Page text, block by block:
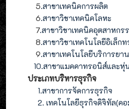
5.สาขาเทคนิคการผลิต
6.สาขาวิชาเทคนิคโลหะ
7.สาขาวิชาเทคนิคอุตสาหกร
8.สาขาวิชาเทคโนโลยีอิเล็ก
9.สาขาเทคโนโลยีบริการยา
10.สาขาแมคคาทรอนิส์และหุ่
ประเภทบริหารธุรกิจ
1.สาขาการจัดการธุรกิจ
2. เทคโนโลยีธุรกิจดิจิทัล(ค